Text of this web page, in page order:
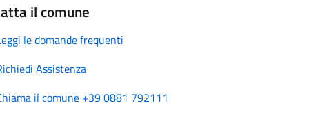
il comune
le domande frequenti
Assistenza
il comune +39 0881 792111